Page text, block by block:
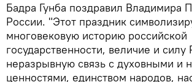
Бадра Гунба поздравил Владимира
России. "Этот праздник
многовековую историю российской
государственности, величие и силу
неразрывную связь с духовными и
ценностями, единством народов,